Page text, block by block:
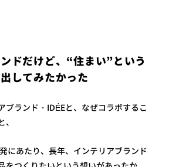
ドだけど、“住まい”という
してみたかった
ブランド・IDÉEと、なぜコラボするこ
にあたり、長年、インテリアブランド